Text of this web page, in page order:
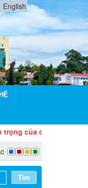
English
gia, cửa ngõ hội
Tìm